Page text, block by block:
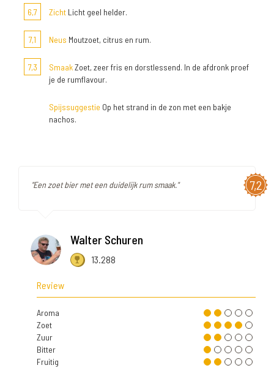
6,7
Zicht Licht geel helder.
7,1 Neus Moutzoet, citrus en rum.
7,3 SmaakZoet, zeer fris en dorstlessend. In de afdronk proef
je de rumflavour.
Spijssuggestie Op het strand in de zon met een bakje
nachos.
7,2
"Een zoet bier met een duidelijk rum smaak."
Walter Schuren
13.288
Review
Aroma
Zoet
Zuur
Bitter
Fruitig